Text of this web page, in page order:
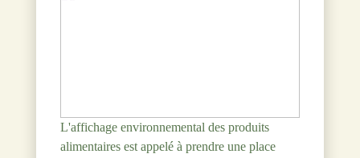
L'affichage environnemental des produits
alimentaires est appelé à prendre une place